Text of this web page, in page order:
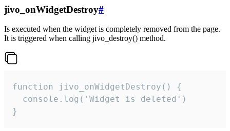
jivo_onWidgetDestroy#
Is executed when the widget is completely removed from the page.
It is triggered when calling jivo_destroy() method.
function jivo_onWidgetDestroy() {
  console.log('Widget is deleted')
}